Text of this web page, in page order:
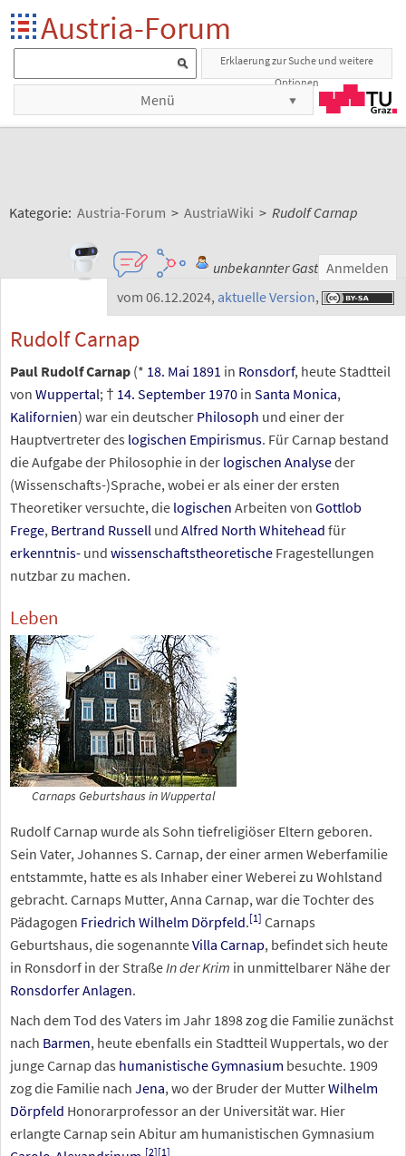
Austria-Forum
Erklaerung zur Suche und weitere
Optionen
Menü
Kategorie: Austria-Forum > AustriaWiki > Rudolf Carnap
unbekannter Gast Anmelden
vom 06.12.2024, aktuelle Version,
Rudolf Carnap
Paul Rudolf Carnap (* 18. Mai 1891 in Ronsdorf, heute Stadtteil
von Wuppertal; † 14. September 1970 in Santa Monica,
Kalifornien) war ein deutscher Philosoph und einer der
Hauptvertreter des logischen Empirismus. Für Carnap bestand
die Aufgabe der Philosophie in der logischen Analyseder
(Wissenschafts-)Sprache, wobei er als einer der ersten
Theoretiker versuchte, die logischen Arbeiten von Gottlob
Frege, Bertrand Russell und Alfred North Whitehead für
erkenntnis- und wissenschaftstheoretische Fragestellungen
nutzbar zu machen.
Leben
Carnaps Geburtshaus in Wuppertal
Rudolf Carnap wurde als Sohn tiefreligiöser Eltern geboren.
Sein Vater, Johannes S. Carnap, der einer armen Weberfamilie
entstammte, hatte es als Inhaber einer Weberei zu Wohlstand
gebracht. Carnaps Mutter, Anna Carnap, war die Tochter des
Pädagogen Friedrich Wilhelm Dörpfeld.[1] Carnaps
Geburtshaus, die sogenannteVilla Carnap, befindet sich heute
in Ronsdorf in der StraßeIn der Krim in unmittelbarer Nähe der
Ronsdorfer Anlagen.
Nach dem Tod des Vaters im Jahr 1898 zog die Familie zunächst
nach Barmen, heute ebenfalls ein Stadtteil Wuppertals, wo der
junge Carnap das humanistische Gymnasium besuchte. 1909
zog die Familie nach Jena, wo der Bruder der MutterWilhelm
Dörpfeld Honorarprofessor an der Universität war. Hier
erlangte Carnap sein Abitur am humanistischen Gymnasium
[2][1]